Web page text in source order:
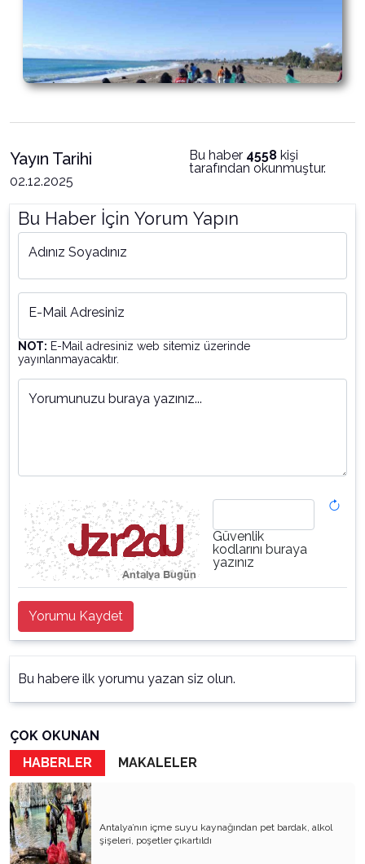
Yayın Tarihi
02.12.2025
Bu haber 4558 kişi
tarafından okunmuştur.
Bu Haber İçin Yorum Yapın
Adınız Soyadınız
E-Mail Adresiniz
NOT: E-Mail adresiniz web sitemiz üzerinde
yayınlanmayacaktır.
Yorumunuzu buraya yazınız...
Güvenlik
kodlarını buraya
yazınız
Yorumu Kaydet
Bu habere ilk yorumu yazan siz olun.
ÇOK OKUNAN
HABERLER
MAKALELER
Antalya’nın içme suyu kaynağından pet bardak, alkol
şişeleri, poşetler çıkartıldı